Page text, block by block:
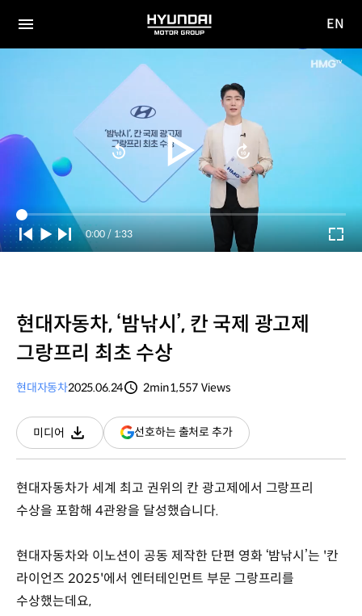
전체
HYUNDAI
MOTOR
GROUP
사이
EN
Current
Time
0:00 / Duration
1:33
현대자동차, ‘밤낚시’, 칸 국제 광고제
그랑프리 최초 수상
현대자동차2025.06.24
2min1,557 Views
미디어
다운로드
선호하는 출처로 추가(새
창
현대자동차가 세계 최고 권위의 칸 광고제에서 그랑프리
수상을 포함해 4관왕을 달성했습니다.
현대자동차와 이노션이 공동 제작한 단편 영화 ‘밤낚시’는 '칸
라이언즈 2025'에서 엔터테인먼트 부문 그랑프리를
수상했는데요,